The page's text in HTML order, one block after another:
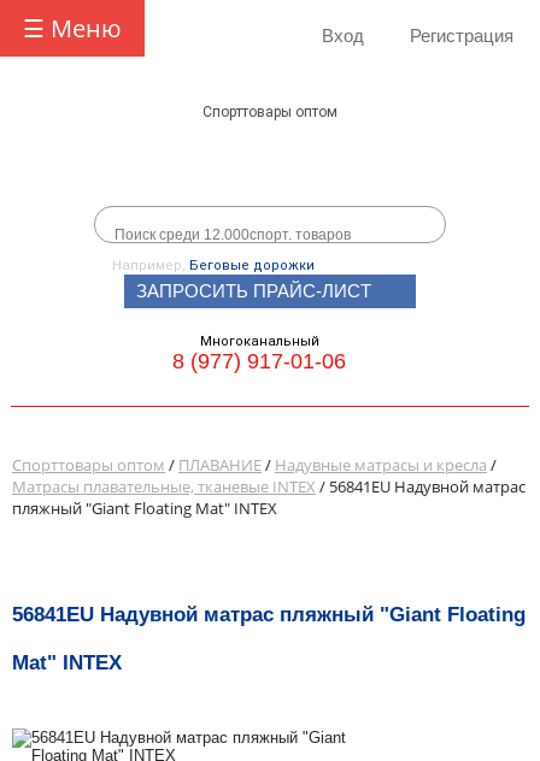
☰ Меню Вход Регистрация
Спорттовары оптом
Например, Беговые дорожки
ЗАПРОСИТЬ ПРАЙС-ЛИСТ
Многоканальный
8 (977) 917-01-06
Спорттовары оптом / ПЛАВАНИЕ/ Надувные матрасы и кресла /
Матрасы плавательные, тканевые INTEX / 56841EU Надувной матраc
пляжный "Giant Floating Mat" INTEX
56841EU Надувной матраc пляжный "Giant Floating
Mat" INTEX